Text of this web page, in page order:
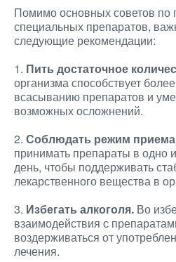
Помимо основных советов
специальных препаратов,
следующие рекомендации:
1. Пить достаточное
организма способствует
всасыванию препаратов и
возможных осложнений.
2. Соблюдать режим
принимать препараты в одно
день, чтобы поддерживать
лекарственного вещества в
3. Избегать алкоголя. Во
взаимодействия с
воздерживаться от
лечения.